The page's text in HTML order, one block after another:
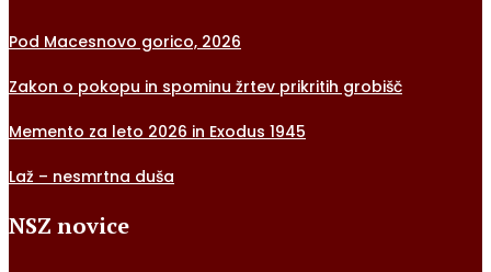
Pod Macesnovo gorico, 2026
Zakon o pokopu in spominu žrtev prikritih grobišč
Memento za leto 2026 in Exodus 1945
Laž – nesmrtna duša
NSZ novice